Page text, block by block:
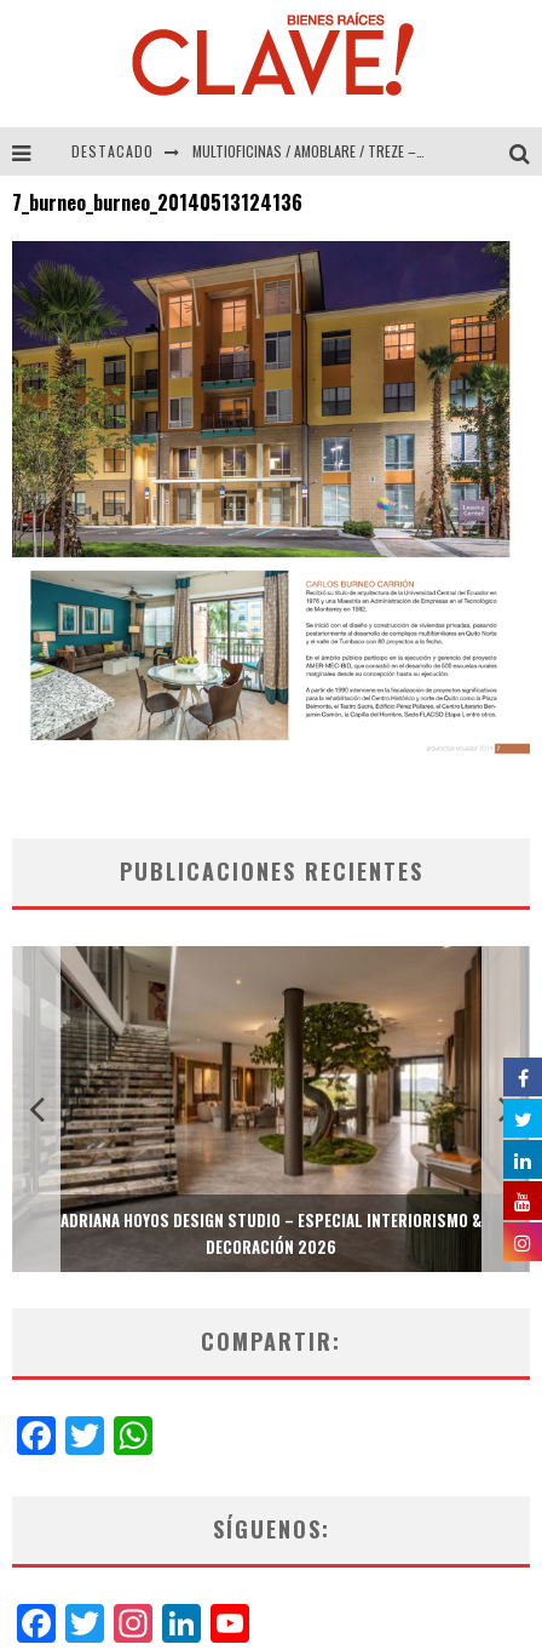
DESTACADO MULTIOFICINAS / AMOBLARE / TREZE – Especial Interiorismo & Decoración 2026
COLINEAL – Especial Interiorismo & Decoración 2026
ADRIANA HOYOS DESIGN STUDIO – Especial Interiorismo & Decoración 2026
7_burneo_burneo_20140513124136
PUBLICACIONES RECIENTES
ADRIANA HOYOS DESIGN STUDIO – ESPECIAL INTERIORISMO &
DECORACIÓN 2026
COMPARTIR:
Facebook
Twitter
SÍGUENOS:
Facebook
Twitter
Instagram
LinkedIn